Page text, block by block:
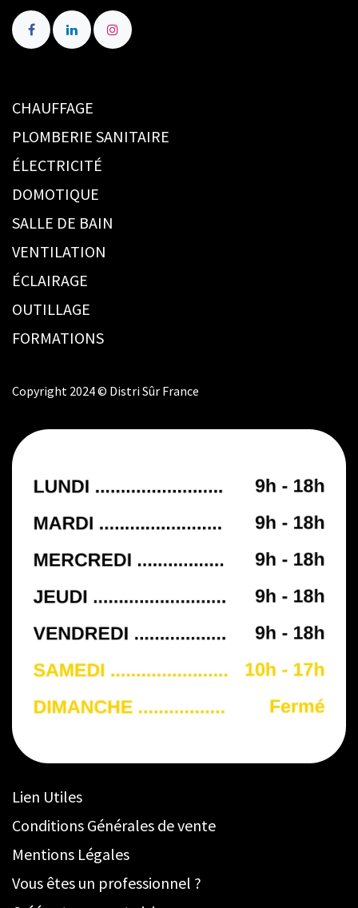
CHAUFFAGE
PLOMBERIE SANITAIRE
ÉLECTRICITÉ
DOMOTIQUE
SALLE DE BAIN
VENTILATION
ÉCLAIRAGE
OUTILLAGE
FORMATIONS
Copyright 2024 © Distri Sûr France
Lien Utiles
Conditions Générales de vente
Mentions Légales
Vous êtes un professionnel ?